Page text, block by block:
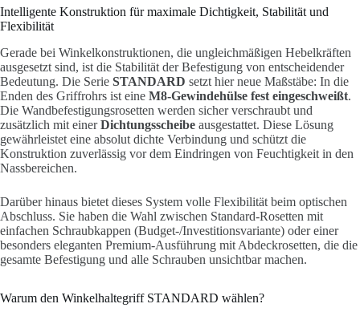
Intelligente Konstruktion für maximale Dichtigkeit, Stabilität und
Flexibilität
Gerade bei Winkelkonstruktionen, die ungleichmäßigen Hebelkräften
ausgesetzt sind, ist die Stabilität der Befestigung von entscheidender
Bedeutung. Die Serie STANDARD setzt hier neue Maßstäbe: In die
Enden des Griffrohrs ist eine M8-Gewindehülse fest eingeschweißt.
Die Wandbefestigungsrosetten werden sicher verschraubt und
zusätzlich mit einerDichtungsscheibe ausgestattet. Diese Lösung
gewährleistet eine absolut dichte Verbindung und schützt die
Konstruktion zuverlässig vor dem Eindringen von Feuchtigkeit in den
Nassbereichen.
Darüber hinaus bietet dieses System volle Flexibilität beim optischen
Abschluss. Sie haben die Wahl zwischen Standard-Rosetten mit
einfachen Schraubkappen (Budget-/Investitionsvariante) oder einer
besonders eleganten Premium-Ausführung mit Abdeckrosetten, die die
gesamte Befestigung und alle Schrauben unsichtbar machen.
Warum den Winkelhaltegriff STANDARD wählen?